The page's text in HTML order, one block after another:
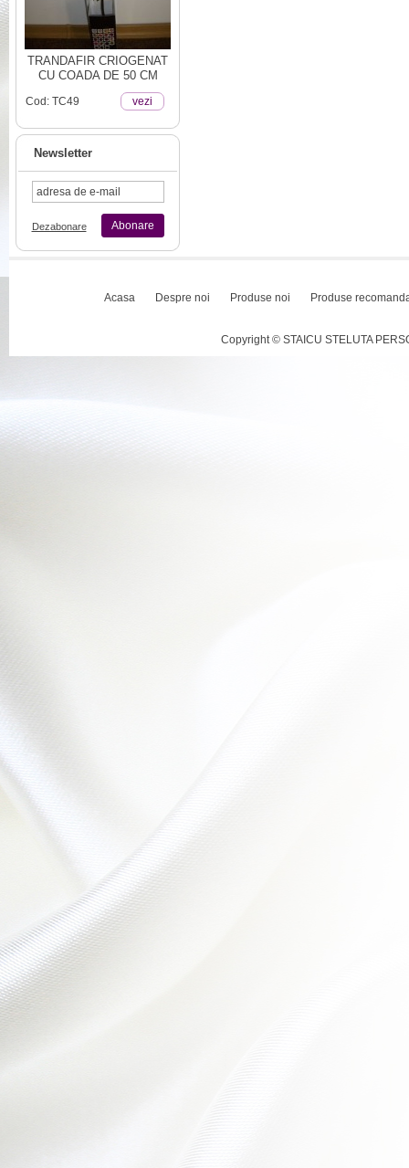
TRANDAFIR CRIOGENAT
CU COADA DE 50 CM
Cod: TC49 vezi
Newsletter
Abonare
Dezabonare
Acasa Despre noi Produse noi Produse
Copyright © STAICU STELUTA